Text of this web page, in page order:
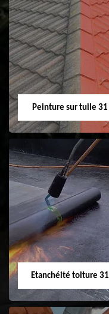
Nettoyage et
ravalement de
façade 31
Peinture sur tuile 31
Peinture sur tuile
31
Etanchéité toiture 31